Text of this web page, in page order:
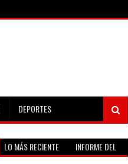
DEPORTES
LO MÁS RECIENTE
INFORME DEL